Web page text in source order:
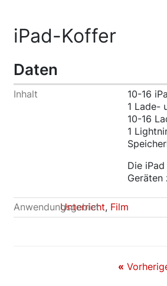
iPad-Koffer
Daten
Inhalt
10-16
1 Lade-
10-16
1
Die
Geräten
Anwendungsgebiet
Unterricht, Film
«